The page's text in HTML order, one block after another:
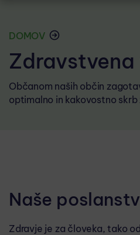
DOMOV
Zdravstvena
Občanom naših občin
optimalno in kakovostno skrb
Naše
Zdravje​​ je za človeka, tako